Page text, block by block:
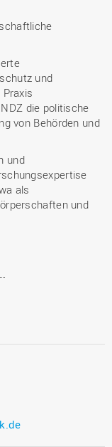
und
die politische
von Behörden und
und
als
und